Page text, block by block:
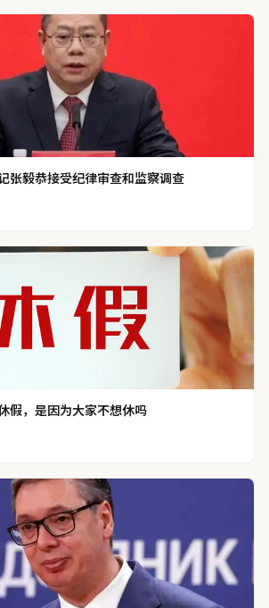
张毅恭接受纪律审查和监察调查
假，是因为大家不想休吗